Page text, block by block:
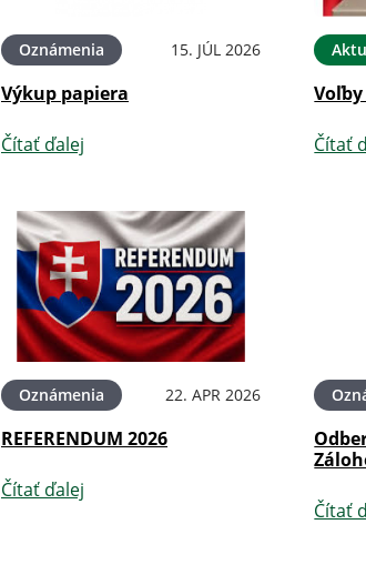
Oznámenia 15. JÚL 2026
Výkup papiera
Čítať ďalej
Voľby
Čítať
Oznámenia 22. APR 2026
REFERENDUM 2026
Čítať ďalej
Čítať